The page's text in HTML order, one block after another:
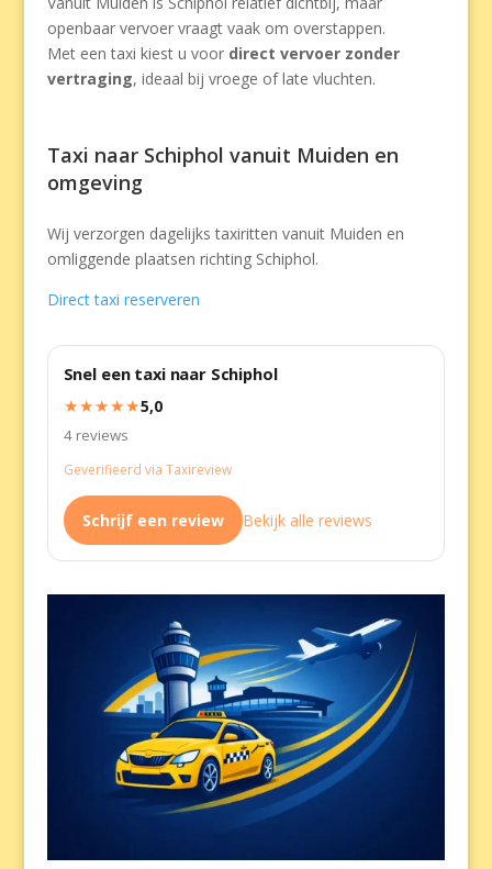
openbaar vervoer vraagt vaak om overstappen.
Met een taxi kiest u voor direct vervoer zonder
vertraging, ideaal bij vroege of late vluchten.
Taxi naar Schiphol vanuit Muiden en
omgeving
Wij verzorgen dagelijks taxiritten vanuit Muiden en
omliggende plaatsen richting Schiphol.
Direct taxi reserveren
Snel een taxi naar Schiphol
★★★★★5,0
4 reviews
Geverifieerd via Taxireview
Schrijf een review Bekijk alle reviews